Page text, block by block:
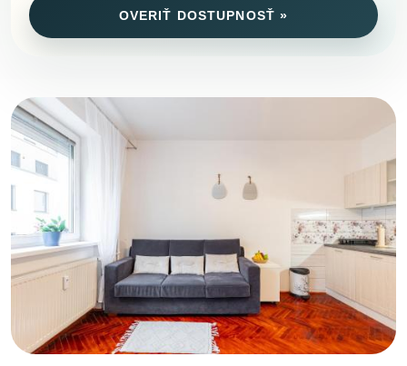
OVERIŤ DOSTUPNOSŤ »